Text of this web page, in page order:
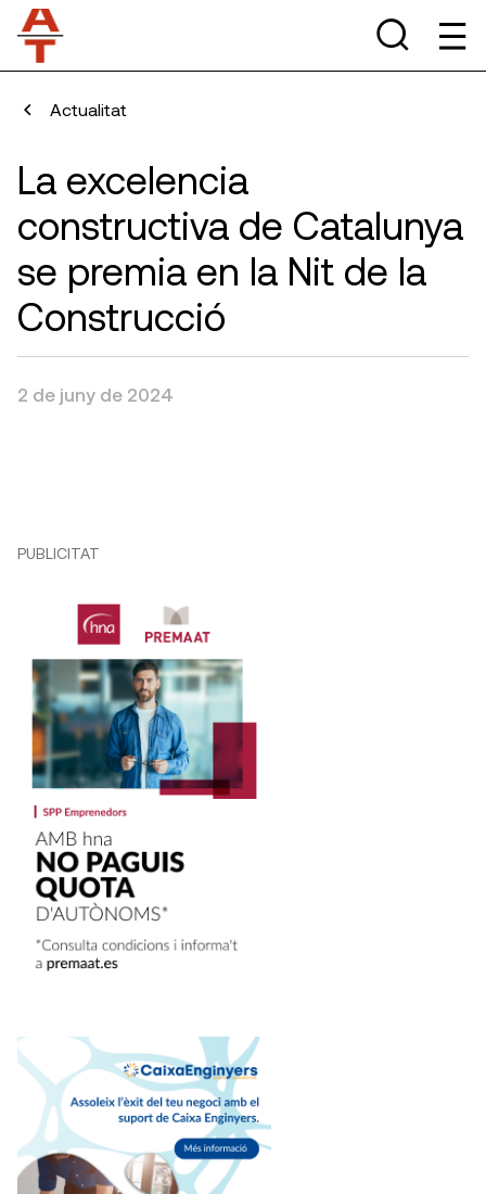
Actualitat
La excelencia
constructiva de Catalunya
se premia en la Nit de la
Construcció
2 de juny de 2024
PUBLICITAT